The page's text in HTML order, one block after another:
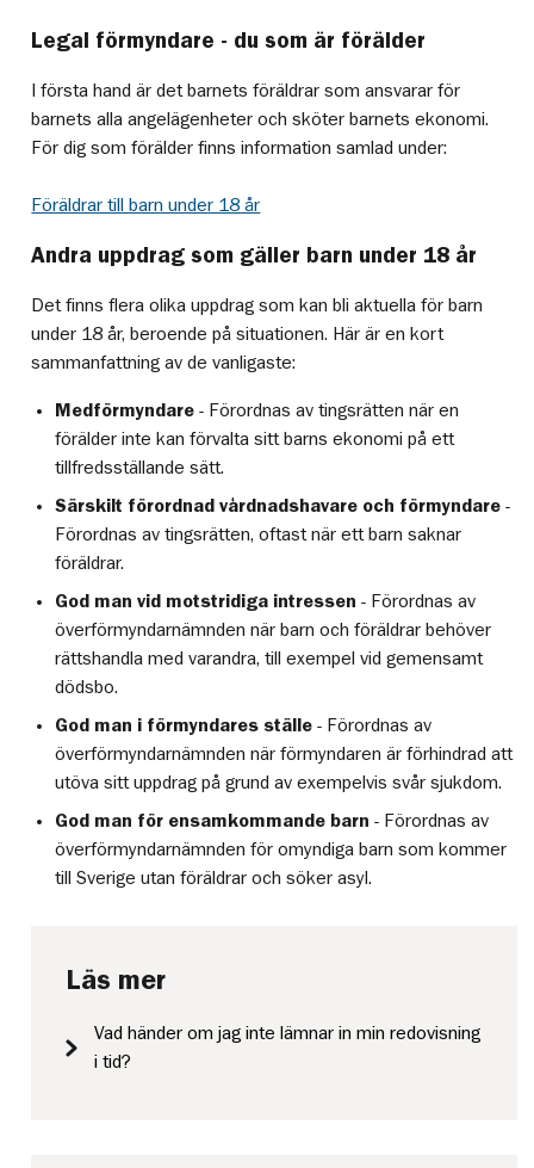
Legal förmyndare - du som är förälder
I första hand är det barnets föräldrar som ansvarar för
barnets alla angelägenheter och sköter barnets ekonomi.
För dig som förälder finns information samlad under:
Föräldrar till barn under 18 år
Andra uppdrag som gäller barn under 18 år
Det finns flera olika uppdrag som kan bli aktuella för barn
under 18 år, beroende på situationen. Här är en kort
sammanfattning av de vanligaste:
Medförmyndare- Förordnas av tingsrätten när en
förälder inte kan förvalta sitt barns ekonomi på ett
tillfredsställande sätt.
Särskilt förordnad vårdnadshavare och förmyndare-
Förordnas av tingsrätten, oftast när ett barn saknar
föräldrar.
God man vid motstridiga intressen - Förordnas av
överförmyndarnämnden när barn och föräldrar behöver
rättshandla med varandra, till exempel vid gemensamt
dödsbo.
God man i förmyndares ställe- Förordnas av
överförmyndarnämnden när förmyndaren är förhindrad att
utöva sitt uppdrag på grund av exempelvis svår sjukdom.
God man för ensamkommande barn - Förordnas av
överförmyndarnämnden för omyndiga barn som kommer
till Sverige utan föräldrar och söker asyl.
Läs mer
Vad händer om jag inte lämnar in min redovisning
i tid?